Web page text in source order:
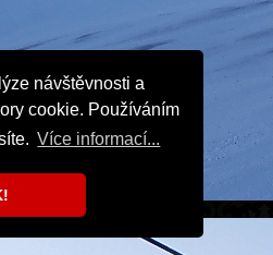
návštěvnosti a
cookie. Používáním
Více informací...